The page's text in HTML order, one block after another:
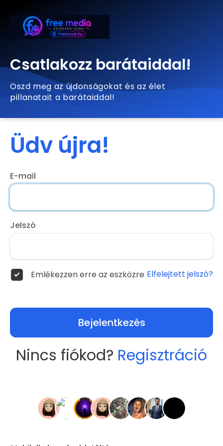
Csatlakozz barátaiddal!
Oszd meg az újdonságokat és az élet
pillanatait a barátaiddal!
Üdv újra!
E-mail
Jelszó
Emlékezzen erre az eszközre Elfelejtett jelszó?
Bejelentkezés
Nincs fiókod? Regisztráció